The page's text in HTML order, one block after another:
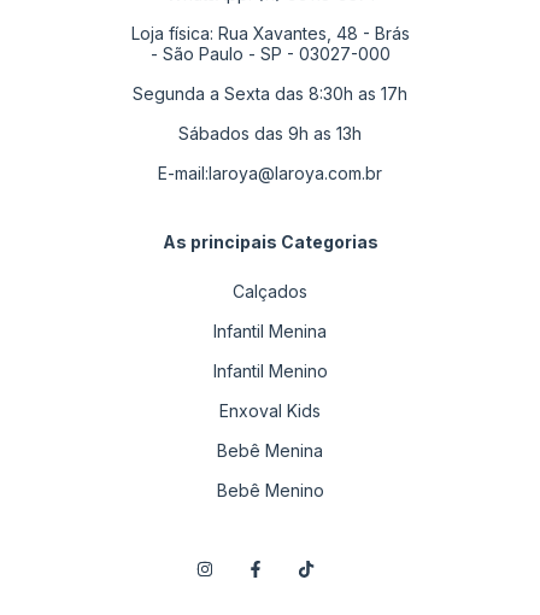
Loja física: Rua Xavantes, 48 - Brás
- São Paulo - SP - 03027-000
Segunda a Sexta das 8:30h as 17h
Sábados das 9h as 13h
E-mail:laroya@laroya.com.br
As principais Categorias
Calçados
Infantil Menina
Infantil Menino
Enxoval Kids
Bebê Menina
Bebê Menino